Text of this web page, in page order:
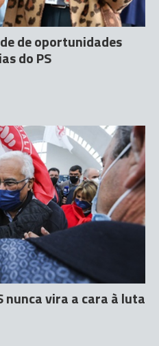
de oportunidades
do PS
nunca vira a cara à luta